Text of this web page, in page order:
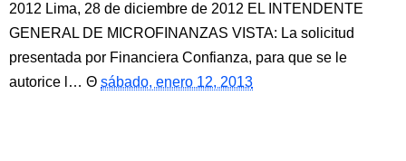
2012 Lima, 28 de diciembre de 2012 EL INTENDENTE
GENERAL DE MICROFINANZAS VISTA: La solicitud
presentada por Financiera Confianza, para que se le
autorice l…
sábado, enero 12, 2013